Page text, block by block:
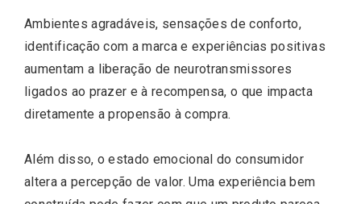
Ambientes agradáveis, sensações de conforto,
identificação com a marca e experiências positivas
aumentam a liberação de neurotransmissores
ligados ao prazer e à recompensa, o que impacta
diretamente a propensão à compra.
Além disso, o estado emocional do consumidor
altera a percepção de valor. Uma experiência bem